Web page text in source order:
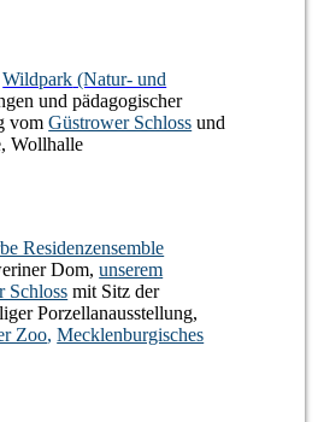
Wildpark (Natur- und
und pädagogischer
vomGüstrower Schloss und
Wollhalle
Residenzensemble
Dom,unserem
Schloss mit Sitz der
Porzellanausstellung,
Zoo,Mecklenburgisches